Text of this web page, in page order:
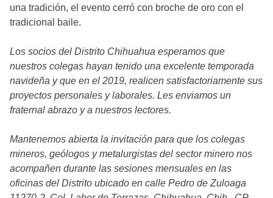
una tradición, el evento cerró con broche de oro con el
tradicional baile.
Los socios del Distrito Chihuahua esperamos que
nuestros colegas hayan tenido una excelente temporada
navideña y que en el 2019, realicen satisfactoriamente sus
proyectos personales y laborales. Les enviamos un
fraternal abrazo y a nuestros lectores.
Mantenemos abierta la invitación para que los colegas
mineros, geólogos y metalurgistas del sector minero nos
acompañen durante las sesiones mensuales en las
oficinas del Distrito ubicado en calle Pedro de Zuloaga